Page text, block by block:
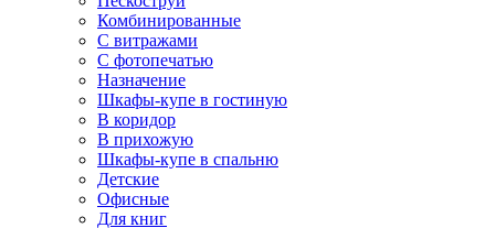
Комбинированные
С витражами
С фотопечатью
Назначение
Шкафы-купе в гостиную
В коридор
В прихожую
Шкафы-купе в спальню
Детские
Офисные
Для книг